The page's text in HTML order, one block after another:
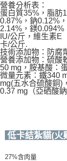
營養分析表：
蛋白質35%，脂肪
0.87%，鈉0.12%
2.14%，鎂
IU/公斤，維生素E
卡/公斤.
技術添加物：防腐
營養添加物：硫酸
50 mg，胺基酸：
微量元素：鐵340
mg(五水合硫酸銅)
0.37 mg（亞硒酸
低卡結紮貓(火
27%含肉量